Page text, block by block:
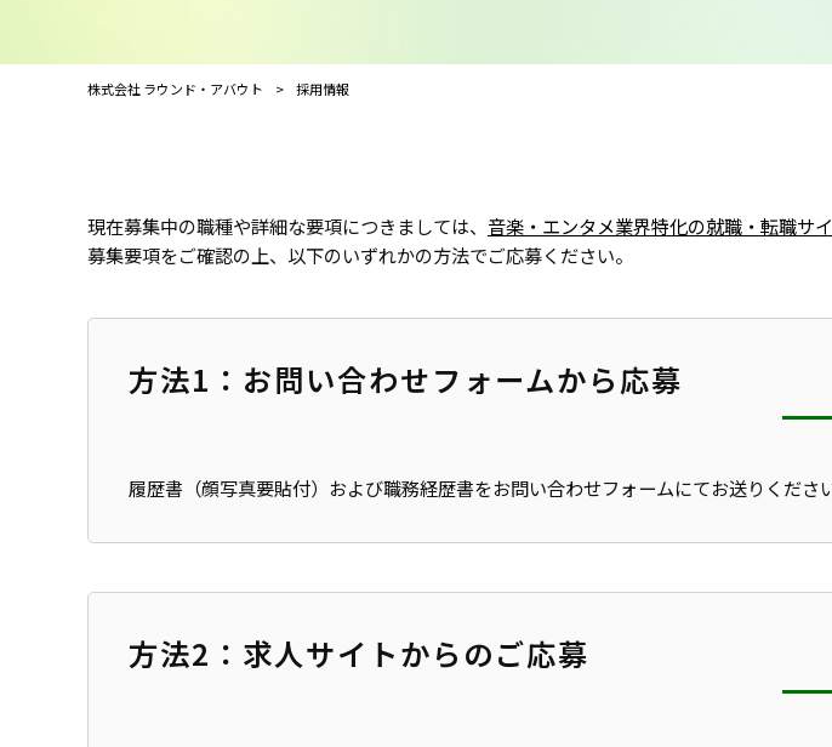
株式会社 ラウンド・アバウト > 採用情報
現在募集中の職種や詳細な要項につきましては、 音楽・エンタメ業界特化の就職・転職サ
募集要項をご確認の上、以下のいずれかの方法でご応募ください。
方法1：お問い合わせフォームから応募
履歴書（顔写真要貼付）および職務経歴書をお問い合わせフォームにてお送りください
方法2：求人サイトからのご応募